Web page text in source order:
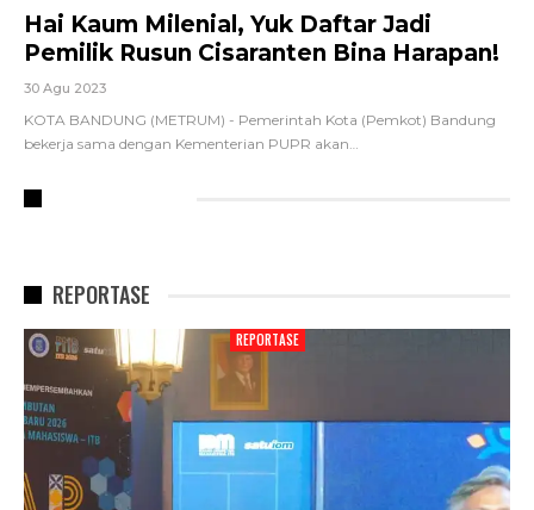
Hai Kaum Milenial, Yuk Daftar Jadi
Pemilik Rusun Cisaranten Bina Harapan!
30 Agu 2023
KOTA BANDUNG (METRUM) - Pemerintah Kota (Pemkot) Bandung
bekerja sama dengan Kementerian PUPR akan…
REPORTASE
REPORTASE